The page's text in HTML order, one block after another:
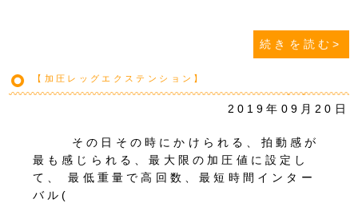
続きを読む>
【加圧レッグエクステンション】
2019年09月20日
その日その時にかけられる、拍動感が
最も感じられる、最大限の加圧値に設定し
て、 最低重量で高回数、最短時間インター
バル(